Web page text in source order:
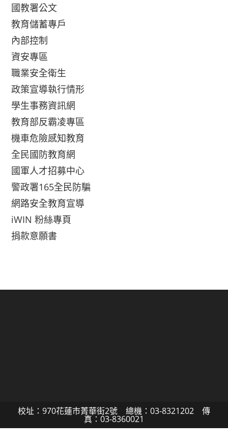
國教署公文
教育儲蓄專戶
內部控制
資安專區
職業安全衛生
政策宣導執行情形
學生事務資訊網
教育部反霸凌專區
機車危險感知教育
全民國防教育網
國軍人才招募中心
警政署165全民防騙
網路安全教育宣導
iWIN 粉絲專頁
捐款意願書
校址：970花蓮市菁華街2號 總機：03-8321202 傳
真：03-8360021